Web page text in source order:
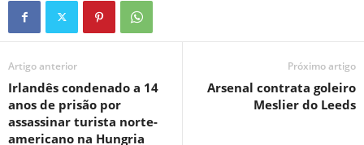
Artigo anterior
Irlandês condenado a 14
anos de prisão por
assassinar turista norte-
americano na Hungria
Próximo artigo
Arsenal contrata goleiro
Meslier do Leeds